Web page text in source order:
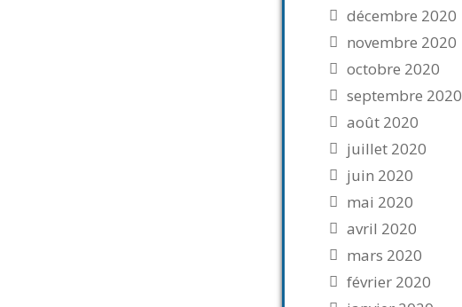
décembre 2020
novembre 2020
octobre 2020
septembre 2020
août 2020
juillet 2020
juin 2020
mai 2020
avril 2020
mars 2020
février 2020